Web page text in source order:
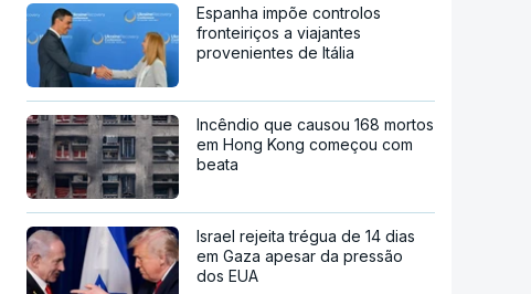
Espanha impõe controlos
fronteiriços a viajantes
provenientes de Itália
Incêndio que causou 168 mortos
em Hong Kong começou com
beata
Israel rejeita trégua de 14 dias
em Gaza apesar da pressão
dos EUA